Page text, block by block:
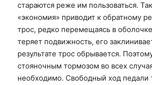
стараются реже им пользоваться.
«экономия» приводит к обратному
трос, редко перемещаясь в
теряет подвижность, его
результате трос обрывается.
стояночным тормозом во всех
необходимо. Свободный ход педали